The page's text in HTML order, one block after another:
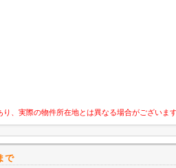
、実際の物件所在地とは異なる場合がございます
で